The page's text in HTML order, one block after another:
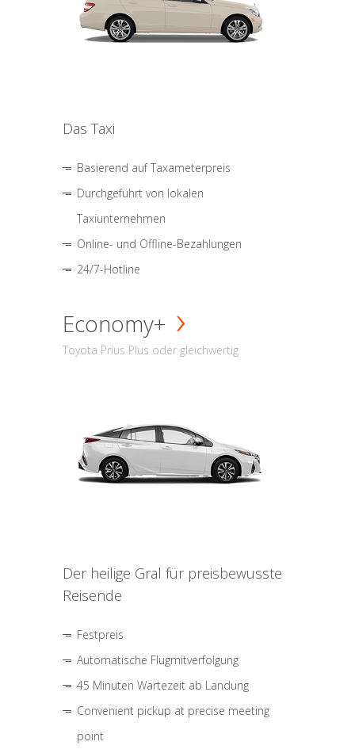
Das Taxi
Basierend auf Taxameterpreis
Durchgeführt von lokalen
Taxiunternehmen
Online- und Offline-Bezahlungen
24/7-Hotline
Economy+
Toyota Prius Plus oder gleichwertig
Der heilige Gral für preisbewusste
Reisende
Festpreis
Automatische Flugmitverfolgung
45 Minuten Wartezeit ab Landung
Convenient pickup at precise meeting
point